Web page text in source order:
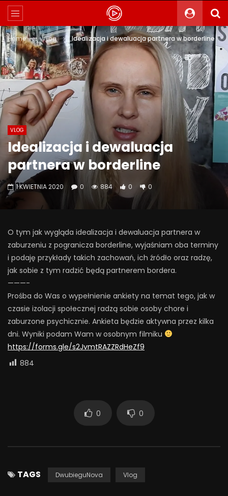
Home VLog Idealizacja i dewaluacja partnera w borderline
VLOG
Idealizacja i dewaluacja
partnera w borderline
1 KWIETNIA 2020 0 884 0 0
O tym jak wygląda idealizacja i dewaluacja partnera w
zaburzeniu z pogranicza borderline, wyjaśniam oba terminy
i podaję przykłady takich zachowań, ich źródło oraz radzę,
jak sobie z tym radzić będą partnerem bordera.
———-
Prośba do Was o wypełnienie ankiety na temat tego, jak w
czasie izolacji społecznej radzą sobie osoby chore i
zaburzone psychicznie. Ankieta będzie aktywna przez kilka
dni. Wyniki podam Wam w osobnym filmiku
https://forms.gle/s2JvmtRAZZRdHeZf9
884
0 0
TAGS DwubieguNova Vlog